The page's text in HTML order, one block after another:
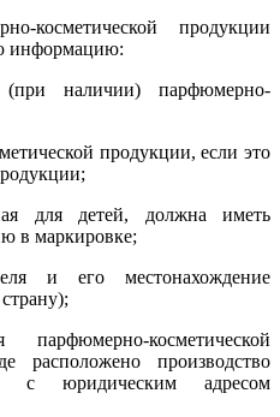
косметической продукции
информацию:
(при наличии) парфюмерно-
продукции, если это
для детей, должна иметь
в маркировке;
и его местонахождение
косметической
расположено производство
с юридическим адресом